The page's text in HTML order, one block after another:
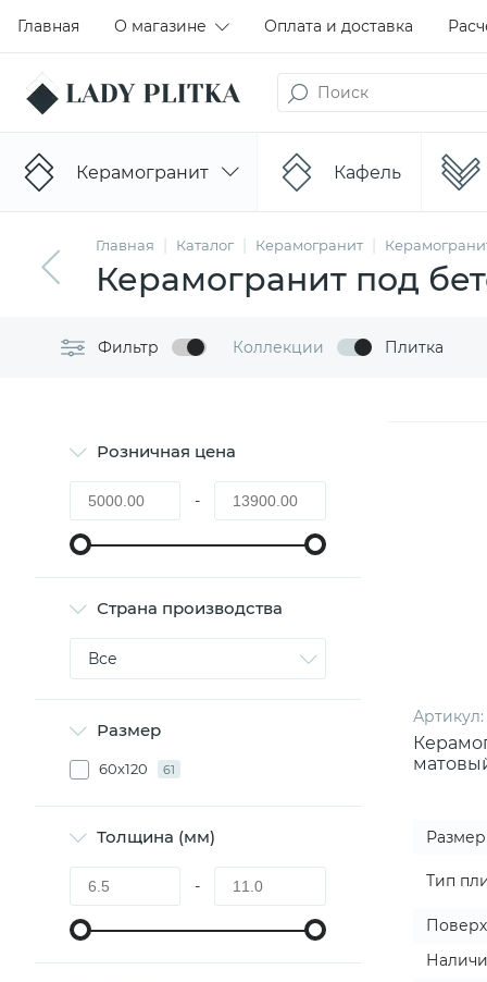
Главная О магазине Оплата и доставка
Керамогранит Кафель
Главная Каталог Керамогранит
Керамогранит под
Фильтр Коллекции Плитка
Розничная цена
-
Страна производства
Все
Размер
60x120 61
Толщина (мм)
-
Артикул:
Размер
Тип